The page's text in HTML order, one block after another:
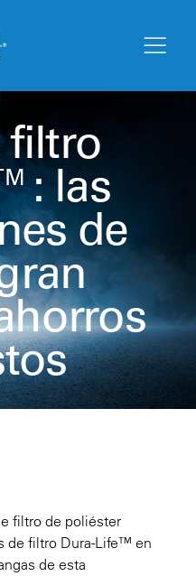
filtro
las
de
filtro de poliéster
de filtro Dura-Life™ en
de esta